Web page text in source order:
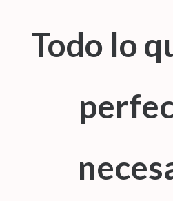
Todo lo